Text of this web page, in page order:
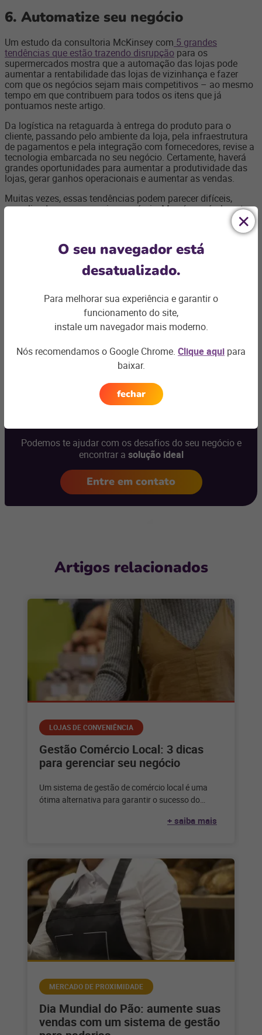
6. Automatize seu negócio
Um estudo da consultoria McKinsey com 5 grandes
tendências que estão trazendo disrupção para os
supermercados mostra que a automação das lojas pode
aumentar a rentabilidade das lojas de vizinhança e fazer
com que os negócios sejam mais competitivos – ao mesmo
tempo em que contribuem para todos os itens que já
pontuamos neste artigo.
Da logística na retaguarda à entrega do produto para o
cliente, passando pelo ambiente da loja, pela infraestrutura
de pagamentos e pela integração com fornecedores, revise a
tecnologia embarcada no seu negócio. Certamente, haverá
grandes oportunidades para aumentar a produtividade das
lojas, gerar ganhos operacionais e aumentar as vendas.
Muitas vezes, essas tendências podem parecer difíceis,
complicadas ou mesmo inacessíveis. Mas é possível contar
para gerenciar seu
supermercado de vizinhança, minimercado, empório, padaria,
loja de conveniência, açougue e loja de bebidas ou de doces.
Seja qual for o perfil do seu negócio de vizinhança, a Linx
conta com uma solução que aumenta a eficiência, reduz
custos e impulsiona suas vendas.
Quer saber mais?
Conheça nossas soluções e venha
com a gente!
Ficou com
alguma dúvida?
Podemos te ajudar com os desafios do seu negócio e
encontrar a solução ideal
Entre em contato
Artigos relacionados
LOJAS DE CONVENIÊNCIA
Gestão Comércio Local: 3 dicas
para gerenciar seu negócio
Um sistema de gestão de comércio local é uma
ótima alternativa para garantir o sucesso do
+ saiba mais
MERCADO DE PROXIMIDADE
Dia Mundial do Pão: aumente suas
vendas com um sistema de gestão
O seu navegador está
desatualizado.
Para melhorar sua experiência e garantir o
funcionamento do site,
instale um navegador mais moderno.
Nós recomendamos o Google Chrome. Clique aqui para
baixar.
fechar